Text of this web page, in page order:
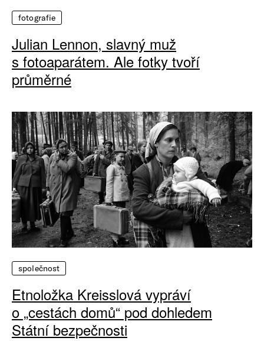
fotografie
Julian Lennon, slavný muž
s fotoaparátem. Ale fotky tvoří
průměrné
společnost
Etnoložka Kreisslová vypráví
o „cestách domů“ pod dohledem
Státní bezpečnosti